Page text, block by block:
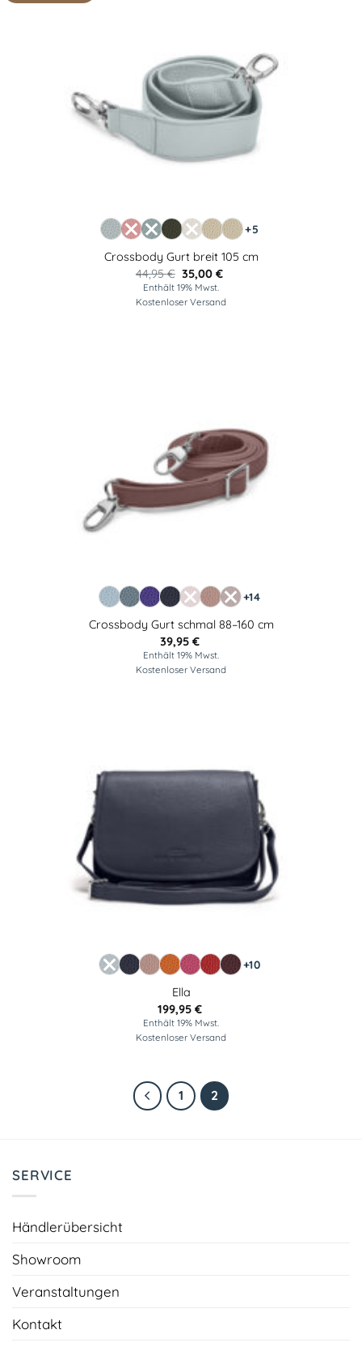
+5
Crossbody Gurt breit 105 cm
44,95€ Ursprünglicher
Preis
war:
44,95 €
35,00€Aktueller
ist:
35,00 €.
Enthält 19% Mwst.
Kostenloser Versand
+14
Crossbody Gurt schmal 88–160 cm
39,95 €
Enthält 19% Mwst.
Kostenloser Versand
+10
Ella
199,95 €
Enthält 19% Mwst.
Kostenloser Versand
1 2
SERVICE
Händlerübersicht
Showroom
Veranstaltungen
Kontakt